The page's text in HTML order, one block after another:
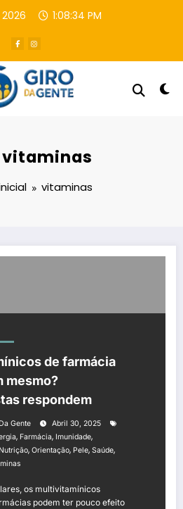
1:08:34 PM
vitaminas
vitaminas
de farmácia
mesmo?
respondem
Gente
Abril 30, 2025
, Farmácia, Imunidade,
Nutrição, Orientação, Pele, Saúde,
os multivitamínicos
podem ter pouco efeito